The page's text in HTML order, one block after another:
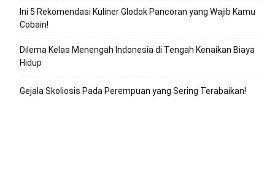
Ini 5 Rekomendasi Kuliner Glodok Pancoran yang Wajib Kamu
Cobain!
Dilema Kelas Menengah Indonesia di Tengah Kenaikan Biaya
Hidup
Gejala Skoliosis Pada Perempuan yang Sering Terabaikan!